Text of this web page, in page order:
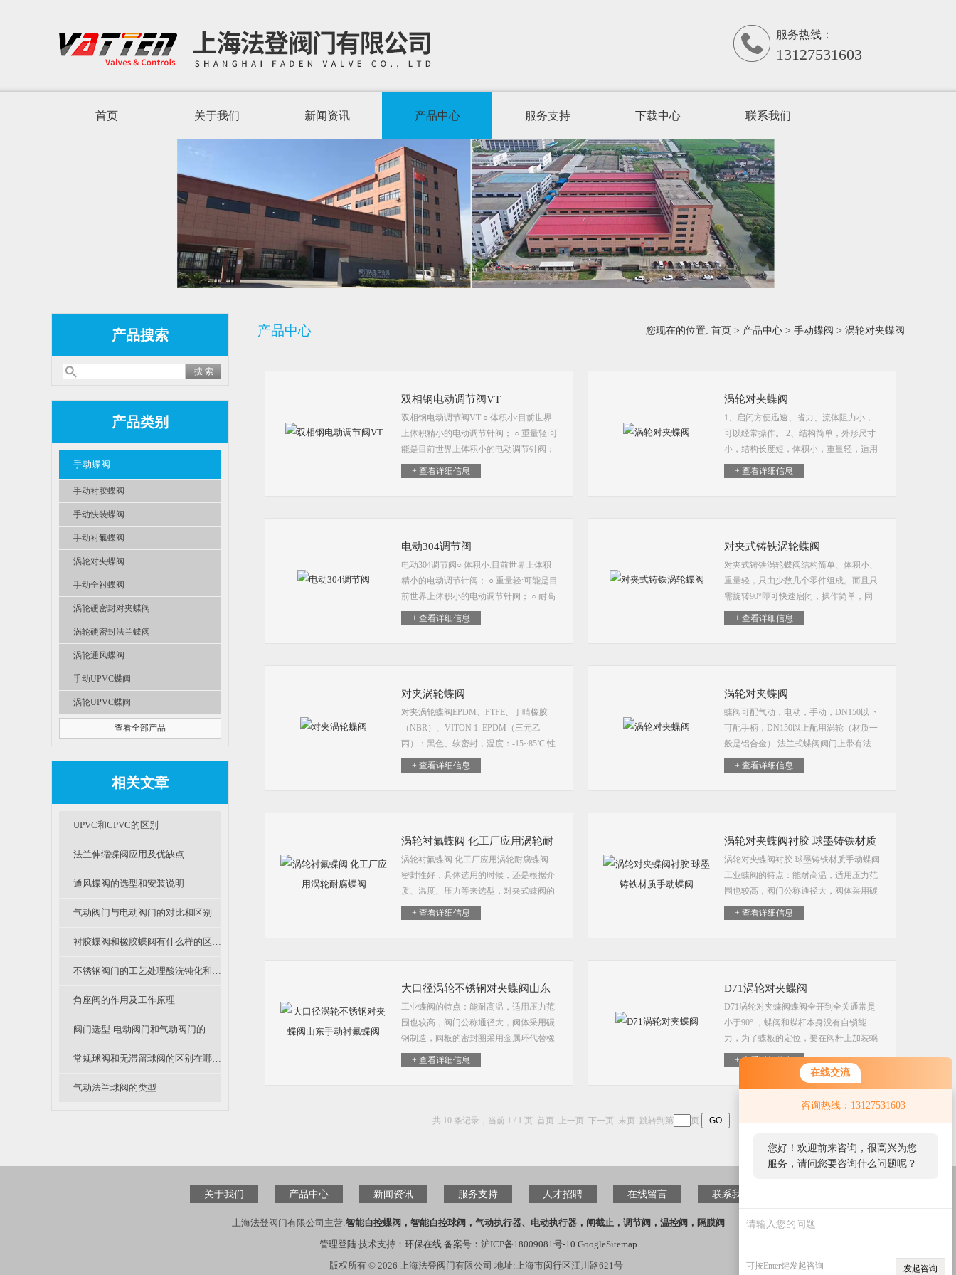
在线交流
咨询热线：13127531603
您好！欢迎前来咨询，很高兴为您
服务，请问您要咨询什么问题呢？
好，
看您
很久
可按Enter键发起咨询 发起咨询
服务热线：
13127531603
首页 关于我们 新闻资讯 产品中心 服务支持 下载中心 联系我们
产品搜索
产品类别
手动蝶阀
手动衬胶蝶阀
手动快装蝶阀
手动衬氟蝶阀
涡轮对夹蝶阀
手动全衬蝶阀
涡轮硬密封对夹蝶阀
涡轮硬密封法兰蝶阀
涡轮通风蝶阀
手动UPVC蝶阀
涡轮UPVC蝶阀
查看全部产品
相关文章
UPVC和CPVC的区别
法兰伸缩蝶阀应用及优缺点
通风蝶阀的选型和安装说明
气动阀门与电动阀门的对比和区别
衬胶蝶阀和橡胶蝶阀有什么样的区别和不同呢？
不锈钢阀门的工艺处理酸洗钝化和电解抛光是怎么回事呢？
角座阀的作用及工作原理
阀门选型-电动阀门和气动阀门的优缺点比较
常规球阀和无滞留球阀的区别在哪里呢？
气动法兰球阀的类型
产品中心 您现在的位置: 首页 > 产品中心 > 手动蝶阀 > 涡轮对夹蝶阀
双相钢电动调节阀VT
双相钢电动调节阀VT ○ 体积小:目前世界
上体积精小的电动调节针阀； ○ 重量轻:可
能是目前世界上体积小的电动调节针阀；
○ 耐高温可耐高温200℃; ○ 内嵌定位器
+ 查看详细信息
涡轮对夹蝶阀
1、启闭方便迅速、省力、流体阻力小，
可以经常操作。 2、结构简单，外形尺寸
小，结构长度短，体积小，重量轻，适用
于大口径的阀门。 3、可以运送泥浆，在
管道口积存液体*少。涡轮对夹蝶阀 4、低
+ 查看详细信息
电动304调节阀
电动304调节阀○ 体积小:目前世界上体积
精小的电动调节针阀； ○ 重量轻:可能是目
前世界上体积小的电动调节针阀； ○ 耐高
温可耐高温200℃; ○ 内嵌定位器 ○ 调节精
准:调节型的，调节精度小于千分之二；电
+ 查看详细信息
对夹式铸铁涡轮蝶阀
对夹式铸铁涡轮蝶阀结构简单、体积小、
重量轻，只由少数几个零件组成。而且只
需旋转90°即可快速启闭，操作简单，同
时该阀门具有良好的流体控制特性。
+ 查看详细信息
对夹涡轮蝶阀
对夹涡轮蝶阀EPDM、PTFE、丁晴橡胶
（NBR）、VITON 1. EPDM（三元乙
丙）：黑色、软密封，温度：-15~85℃ 性
能：耐氧化、抗臭氧和抗侵蚀的能力，但
遇油易老化 2. NBR（丁晴橡胶)：NBR具
色、软密封，温度：-20~150℃ 性能：耐
热性，耐磨损，耐腐蚀
+ 查看详细信息
涡轮对夹蝶阀
蝶阀可配气动，电动，手动，DN150以下
可配手柄，DN150以上配用涡轮（材质一
般是铝合金） 法兰式蝶阀阀门上带有法
兰，安装时：用螺栓将阀门上两端法兰连
接在管道法兰上 涡轮对夹蝶阀
+ 查看详细信息
涡轮衬氟蝶阀 化工厂应用涡轮耐
腐蝶阀
涡轮衬氟蝶阀 化工厂应用涡轮耐腐蝶阀
密封性好，具体选用的时候，还是根据介
质、温度、压力等来选型，对夹式蝶阀的
安装是用双头螺栓将阀门连接在两管道法
兰之间。可根据用户要求配置气动、电
+ 查看详细信息
涡轮对夹蝶阀衬胶 球墨铸铁材质
手动蝶阀
涡轮对夹蝶阀衬胶 球墨铸铁材质手动蝶阀
工业蝶阀的特点：能耐高温，适用压力范
围也较高，阀门公称通径大，阀体采用碳
钢制造，阀板的密封圈采用金属环代替橡
胶环。
+ 查看详细信息
大口径涡轮不锈钢对夹蝶阀山东
手动衬氟蝶阀
工业蝶阀的特点：能耐高温，适用压力范
围也较高，阀门公称通径大，阀体采用碳
钢制造，阀板的密封圈采用金属环代替橡
胶环。德国VATTEN法登阀门为您提供良
好大口径涡轮不锈钢对夹蝶阀山东手动衬
降解、高色度废水的处理不但能大幅度地
+ 查看详细信息
D71涡轮对夹蝶阀
D71涡轮对夹蝶阀蝶阀全开到全关通常是
小于90° ，蝶阀和蝶杆本身没有自锁能
力，为了蝶板的定位，要在阀杆上加装蜗
轮减速器。采用蜗轮减速器，不仅可以使
蝶板具有自锁能力，使蝶板停止在任意位
置上，还能改善阀门的操作性能。工业蝶
阀的特点：能耐高温，适用压力范围也较
高，阀门公称通径大，阀体采用碳钢制
环。大型高温蝶阀采用钢板焊接制造，主
要用于高温介质的烟风道和煤气管道。
+ 查看详细信息
共 10 条记录，当前 1 / 1 页 首页 上一页 下一页 末页 跳转到第 页
关于我们 产品中心 新闻资讯 服务支持 人才招聘 在线留言 联系我们
上海法登阀门有限公司主营:智能自控蝶阀，智能自控球阀，气动执行器、电动执行器，闸截止，调节阀，温控阀，隔膜阀
管理登陆技术支持： 环保在线 备案号：沪ICP备18009081号-10 GoogleSitemap
版权所有 © 2026 上海法登阀门有限公司 地址:上海市闵行区江川路621号